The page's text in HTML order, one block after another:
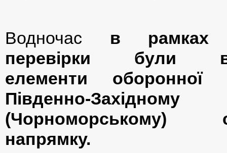
Водночас в рамках
перевірки були
елементи оборонної
Південно-Західному
(Чорноморському)
напрямку.